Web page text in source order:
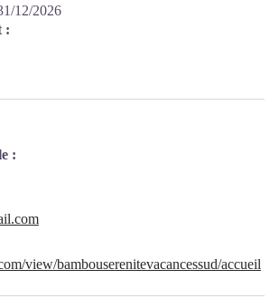
12/2026
:
:
view/bambouserenitevacancessud/accueil